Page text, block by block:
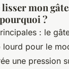
lisser mon
?
: le
pour le
une pression